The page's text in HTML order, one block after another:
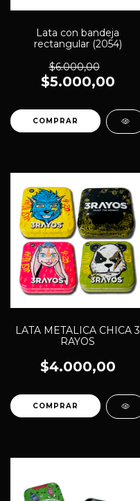
Lata con bandeja
rectangular (2054)
$6.000,00
$5.000,00
LATA METALICA CHICA 3
RAYOS
$4.000,00